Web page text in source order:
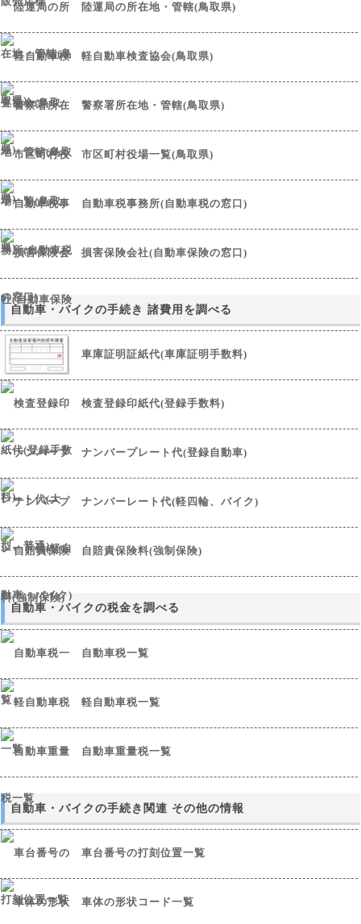
陸運局の所在地・管轄(鳥取県)
軽自動車検査協会(鳥取県)
警察署所在地・管轄(鳥取県)
市区町村役場一覧(鳥取県)
自動車税事務所(自動車税の窓口)
損害保険会社(自動車保険の窓口)
自動車・バイクの手続き 諸費用を調べる
車庫証明証紙代(車庫証明手数料)
検査登録印紙代(登録手数料)
ナンバープレート代(登録自動車)
ナンバーレート代(軽四輪、バイク)
自賠責保険料(強制保険)
自動車・バイクの税金を調べる
自動車税一覧
軽自動車税一覧
自動車重量税一覧
自動車・バイクの手続き関連 その他の情報
車台番号の打刻位置一覧
車体の形状コード一覧